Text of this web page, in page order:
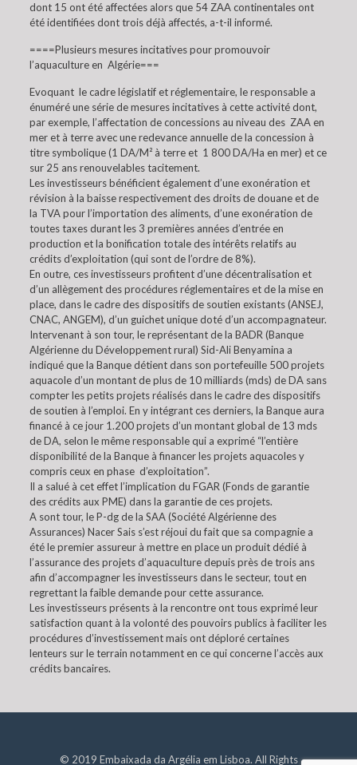
dont 15 ont été affectées alors que 54 ZAA continentales ont
été identifiées dont trois déjà affectés, a-t-il informé.
====Plusieurs mesures incitatives pour promouvoir
l’aquaculture en Algérie===
Evoquant le cadre législatif et réglementaire, le responsable a
énuméré une série de mesures incitatives à cette activité dont,
par exemple, l’affectation de concessions au niveau des ZAA en
mer et à terre avec une redevance annuelle de la concession à
titre symbolique (1 DA/M² à terre et 1 800 DA/Ha en mer) et ce
sur 25 ans renouvelables tacitement.
Les investisseurs bénéficient également d’une exonération et
révision à la baisse respectivement des droits de douane et de
la TVA pour l’importation des aliments, d’une exonération de
toutes taxes durant les 3 premières années d’entrée en
production et la bonification totale des intérêts relatifs au
crédits d’exploitation (qui sont de l’ordre de 8%).
En outre, ces investisseurs profitent d’une décentralisation et
d’un allègement des procédures réglementaires et de la mise en
place, dans le cadre des dispositifs de soutien existants (ANSEJ,
CNAC, ANGEM), d’un guichet unique doté d’un accompagnateur.
Intervenant à son tour, le représentant de la BADR (Banque
Algérienne du Développement rural) Sid-Ali Benyamina a
indiqué que la Banque détient dans son portefeuille 500 projets
aquacole d’un montant de plus de 10 milliards (mds) de DA sans
compter les petits projets réalisés dans le cadre des dispositifs
de soutien à l’emploi. En y intégrant ces derniers, la Banque aura
financé à ce jour 1.200 projets d’un montant global de 13 mds
de DA, selon le même responsable qui a exprimé “l’entière
disponibilité de la Banque à financer les projets aquacoles y
compris ceux en phase d’exploitation”.
Il a salué à cet effet l’implication du FGAR (Fonds de garantie
des crédits aux PME) dans la garantie de ces projets.
A sont tour, le P-dg de la SAA (Société Algérienne des
Assurances) Nacer Sais s’est réjoui du fait que sa compagnie a
été le premier assureur à mettre en place un produit dédié à
l’assurance des projets d’aquaculture depuis près de trois ans
afin d’accompagner les investisseurs dans le secteur, tout en
regrettant la faible demande pour cette assurance.
Les investisseurs présents à la rencontre ont tous exprimé leur
satisfaction quant à la volonté des pouvoirs publics à faciliter les
procédures d’investissement mais ont déploré certaines
lenteurs sur le terrain notamment en ce qui concerne l’accès aux
crédits bancaires.
© 2019 Embaixada da Argélia em Lisboa. All Rights